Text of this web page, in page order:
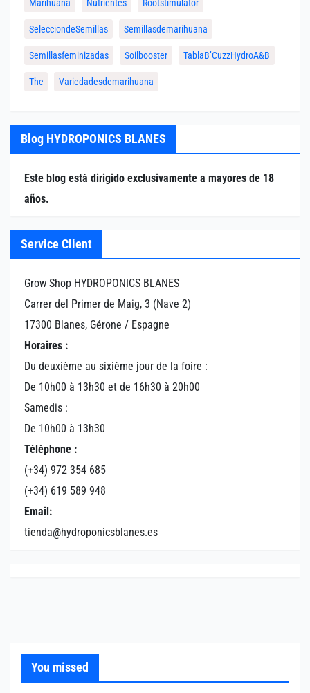
Marihuana Nutrientes Rootstimulator
SelecciondeSemillas Semillasdemarihuana
Semillasfeminizadas Soilbooster TablaB’CuzzHydroA&B
Thc Variedadesdemarihuana
Blog HYDROPONICS BLANES
Este blog està dirigido exclusivamente a mayores de 18
años.
Service Client
Grow Shop HYDROPONICS BLANES
Carrer del Primer de Maig, 3 (Nave 2)
17300 Blanes, Gérone / Espagne
Horaires :
Du deuxième au sixième jour de la foire :
De 10h00 à 13h30 et de 16h30 à 20h00
Samedis :
De 10h00 à 13h30
Téléphone :
(+34) 972 354 685
(+34) 619 589 948
Email:
tienda@hydroponicsblanes.es
You missed